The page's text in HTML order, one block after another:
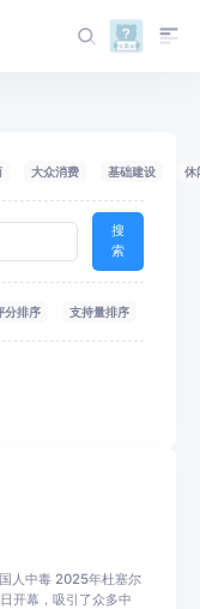
大众消费 基础建设 休
搜
索
分排序 支持量排序
人中毒 2025年杜塞尔
开幕，吸引了众多中